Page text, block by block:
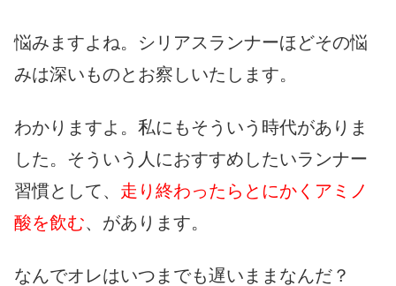
悩みますよね。シリアスランナーほどその悩
みは深いものとお察しいたします。
わかりますよ。私にもそういう時代がありま
した。そういう人におすすめしたいランナー
習慣として、 走り終わったらとにかくアミノ
酸を飲む、があります。
なんでオレはいつまでも遅いままなんだ？